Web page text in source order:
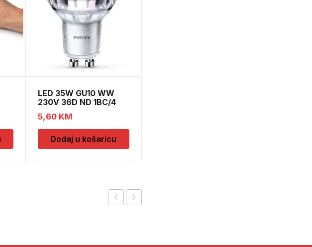
LED 35W GU10 WW
230V 36D ND 1BC/4
5,60 KM
Dodaj u košaricu